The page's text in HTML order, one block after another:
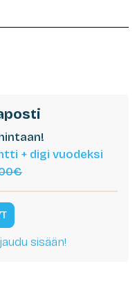
+ digi vuodeksi
sisään!